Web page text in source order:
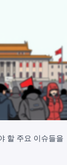
할 주요 이슈들을